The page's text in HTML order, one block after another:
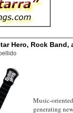
Hero, Rock
Music-
generating